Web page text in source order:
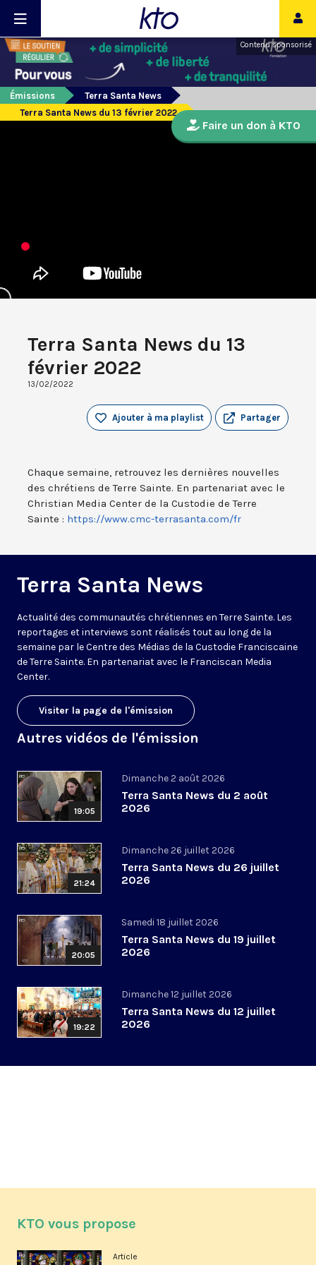
Contenu sponsorisé
Émissions
Terra Santa News
Terra Santa News du 13 février 2022
Terra Santa News du 13
février 2022
13/02/2022
Partager
Ajouter à ma playlist
Chaque semaine, retrouvez les dernières nouvelles
des chrétiens de Terre Sainte. En partenariat avec le
Christian Media Center de la Custodie de Terre
Sainte : https://www.cmc-terrasanta.com/fr
Terra Santa News
Actualité des communautés chrétiennes en Terre Sainte. Les
reportages et interviews sont réalisés tout au long de la
semaine par le Centre des Médias de la Custodie Franciscaine
de Terre Sainte. En partenariat avec le Franciscan Media
Center.
Visiter la page de l'émission
Autres vidéos de l'émission
19:05
Dimanche 2 août 2026
Terra Santa News du 2 août
2026
21:24
Dimanche 26 juillet 2026
Terra Santa News du 26 juillet
2026
20:05
Samedi 18 juillet 2026
Terra Santa News du 19 juillet
2026
19:22
Dimanche 12 juillet 2026
Terra Santa News du 12 juillet
2026
Faire un don à KTO
KTO vous propose
Article